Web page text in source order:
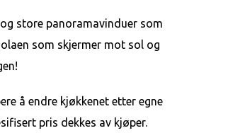
store panoramavinduer som
som skjermer mot sol og
å endre kjøkkenet etter egne
pris dekkes av kjøper.